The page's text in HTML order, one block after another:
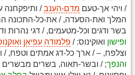
/ ויהי אך-טעם מדם-הענב/ ותיפקחנה
המלך ואת-הסעדה, / את-כל-התכונה
בשר ודגים וכל-מטעמים, / דגי נהרות
ופישון ואוקינוס: / פלמודה עפיאן
וצלפח, – / ארך כל-דג אמתים וטפח, /
והנפך; / ובשר-תאוה, בשרים מבשרים